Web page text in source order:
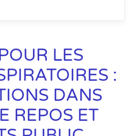
LES
:
DANS
REPOS ET